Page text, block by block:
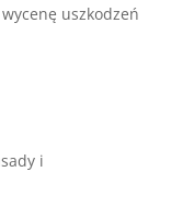
uszkodzeń
i